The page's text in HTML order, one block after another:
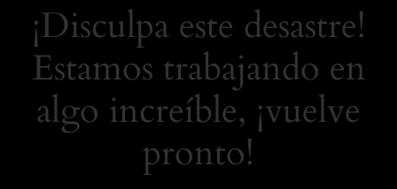
¡Disculpa este desastre!
Estamos trabajando en
algo increíble, ¡vuelve
pronto!